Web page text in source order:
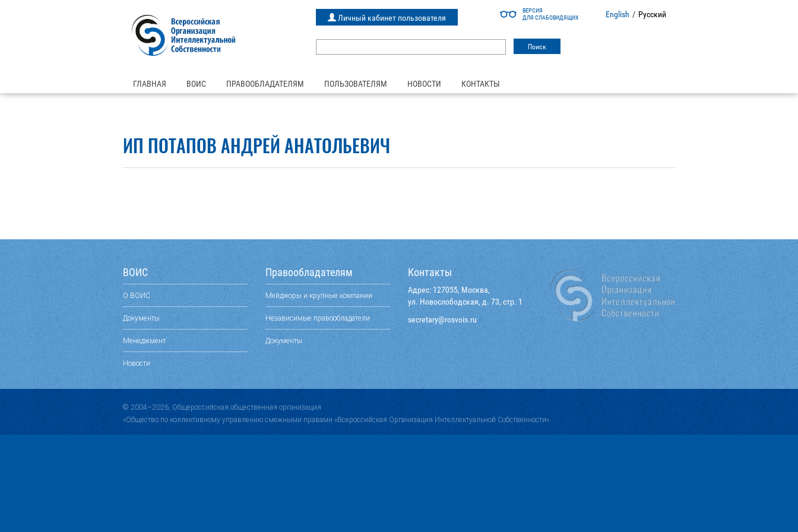
ВЕРСИЯ
ДЛЯ СЛАБОВИДЯЩИХ
English / Русский
Личный кабинет пользователя
ГЛАВНАЯ ВОИС ПРАВООБЛАДАТЕЛЯМ ПОЛЬЗОВАТЕЛЯМ НОВОСТИ КОНТАКТЫ
ИП ПОТАПОВ АНДРЕЙ АНАТОЛЬЕВИЧ
ВОИС
О ВОИС
Документы
Менеджмент
Новости
Правообладателям
Мейджоры и крупные компании
Независимые правообладатели
Документы
Контакты
Адрес: 127055, Москва,
ул. Новослободская, д. 73, стр. 1
ur.siovsor
@yraterces
© 2004–2026, Общероссийская общественная организация
«Общество по коллективному управлению смежными правами «Всероссийская Организация Интеллектуальной Собственности»